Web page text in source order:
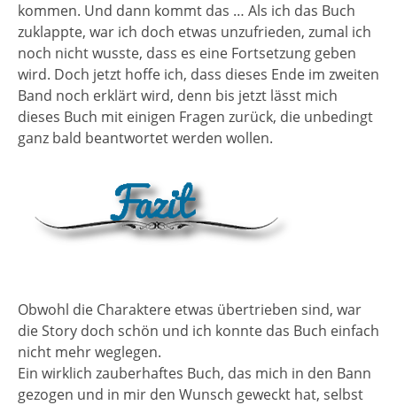
kommen. Und dann kommt das … Als ich das Buch
zuklappte, war ich doch etwas unzufrieden, zumal ich
noch nicht wusste, dass es eine Fortsetzung geben
wird. Doch jetzt hoffe ich, dass dieses Ende im zweiten
Band noch erklärt wird, denn bis jetzt lässt mich
dieses Buch mit einigen Fragen zurück, die unbedingt
ganz bald beantwortet werden wollen.
Obwohl die Charaktere etwas übertrieben sind, war
die Story doch schön und ich konnte das Buch einfach
nicht mehr weglegen.
Ein wirklich zauberhaftes Buch, das mich in den Bann
gezogen und in mir den Wunsch geweckt hat, selbst